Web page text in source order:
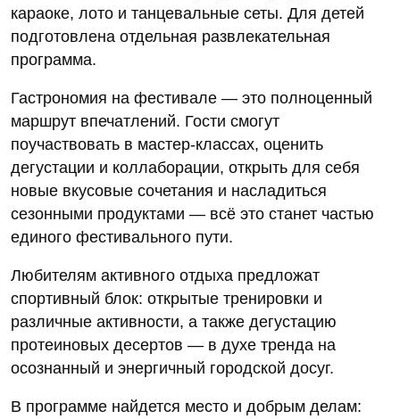
караоке, лото и танцевальные сеты. Для детей
подготовлена отдельная развлекательная
программа.
Гастрономия на фестивале — это полноценный
маршрут впечатлений. Гости смогут
поучаствовать в мастер‑классах, оценить
дегустации и коллаборации, открыть для себя
новые вкусовые сочетания и насладиться
сезонными продуктами — всё это станет частью
единого фестивального пути.
Любителям активного отдыха предложат
спортивный блок: открытые тренировки и
различные активности, а также дегустацию
протеиновых десертов — в духе тренда на
осознанный и энергичный городской досуг.
В программе найдется место и добрым делам: